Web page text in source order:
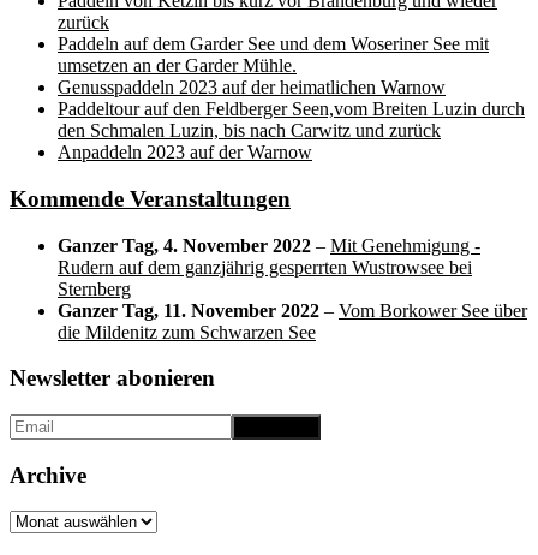
zurück
Paddeln auf dem Garder See und dem Woseriner See mit
umsetzen an der Garder Mühle.
Genusspaddeln 2023 auf der heimatlichen Warnow
Paddeltour auf den Feldberger Seen,vom Breiten Luzin durch
den Schmalen Luzin, bis nach Carwitz und zurück
Anpaddeln 2023 auf der Warnow
Kommende Veranstaltungen
Ganzer Tag, 4. November 2022 – Mit Genehmigung -
Rudern auf dem ganzjährig gesperrten Wustrowsee bei
Sternberg
Ganzer Tag, 11. November 2022 – Vom Borkower See über
die Mildenitz zum Schwarzen See
Newsletter abonieren
Archive
Archive